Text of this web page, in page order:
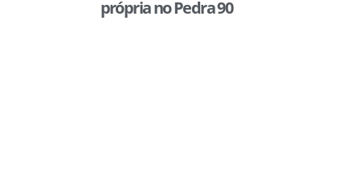
própria no Pedra 90